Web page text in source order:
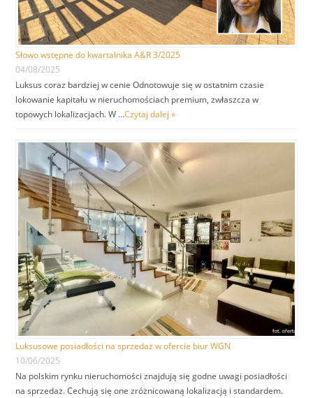
Słowo wstępne do kwartalnika A&R 3/2025
04/08/2025
Luksus coraz bardziej w cenie Odnotowuje się w ostatnim czasie
lokowanie kapitału w nieruchomościach premium, zwłaszcza w
topowych lokalizacjach. W …Czytaj dalej »
Luksusowe posiadłości na sprzedaż w ofercie biur WGN
10/06/2025
Na polskim rynku nieruchomości znajdują się godne uwagi posiadłości
na sprzedaż. Cechują się one zróżnicowaną lokalizacją i standardem.